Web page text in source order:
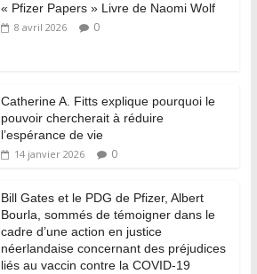
« Pfizer Papers » Livre de Naomi Wolf
8 avril 2026 0
Catherine A. Fitts explique pourquoi le
pouvoir chercherait à réduire
l’espérance de vie
14 janvier 2026 0
Bill Gates et le PDG de Pfizer, Albert
Bourla, sommés de témoigner dans le
cadre d’une action en justice
néerlandaise concernant des préjudices
liés au vaccin contre la COVID-19